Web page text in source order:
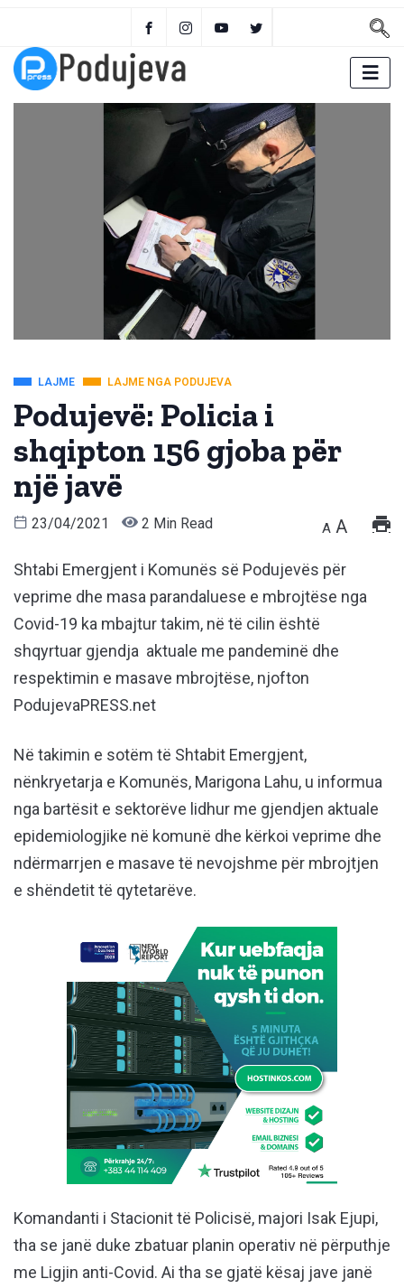
LAJME LAJME NGA PODUJEVA
Podujevë: Policia i
shqipton 156 gjoba për
një javë
23/04/2021 2 Min Read A A
Shtabi Emergjent i Komunës së Podujevës për
veprime dhe masa parandaluese e mbrojtëse nga
Covid-19 ka mbajtur takim, në të cilin është
shqyrtuar gjendja aktuale me pandeminë dhe
respektimin e masave mbrojtëse, njofton
PodujevaPRESS.net
Në takimin e sotëm të Shtabit Emergjent,
nënkryetarja e Komunës, Marigona Lahu, u informua
nga bartësit e sektorëve lidhur me gjendjen aktuale
epidemiologjike në komunë dhe kërkoi veprime dhe
ndërmarrjen e masave të nevojshme për mbrojtjen
e shëndetit të qytetarëve.
Komandanti i Stacionit të Policisë, majori Isak Ejupi,
tha se janë duke zbatuar planin operativ në përputhje
me Ligjin anti-Covid. Ai tha se gjatë kësaj jave janë